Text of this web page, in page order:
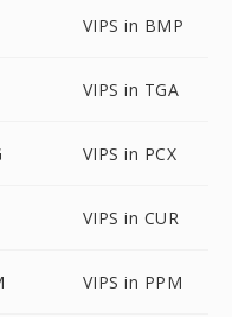
VIPS in BMP
VIPS in TGA
VIPS in PCX
VIPS in CUR
VIPS in PPM